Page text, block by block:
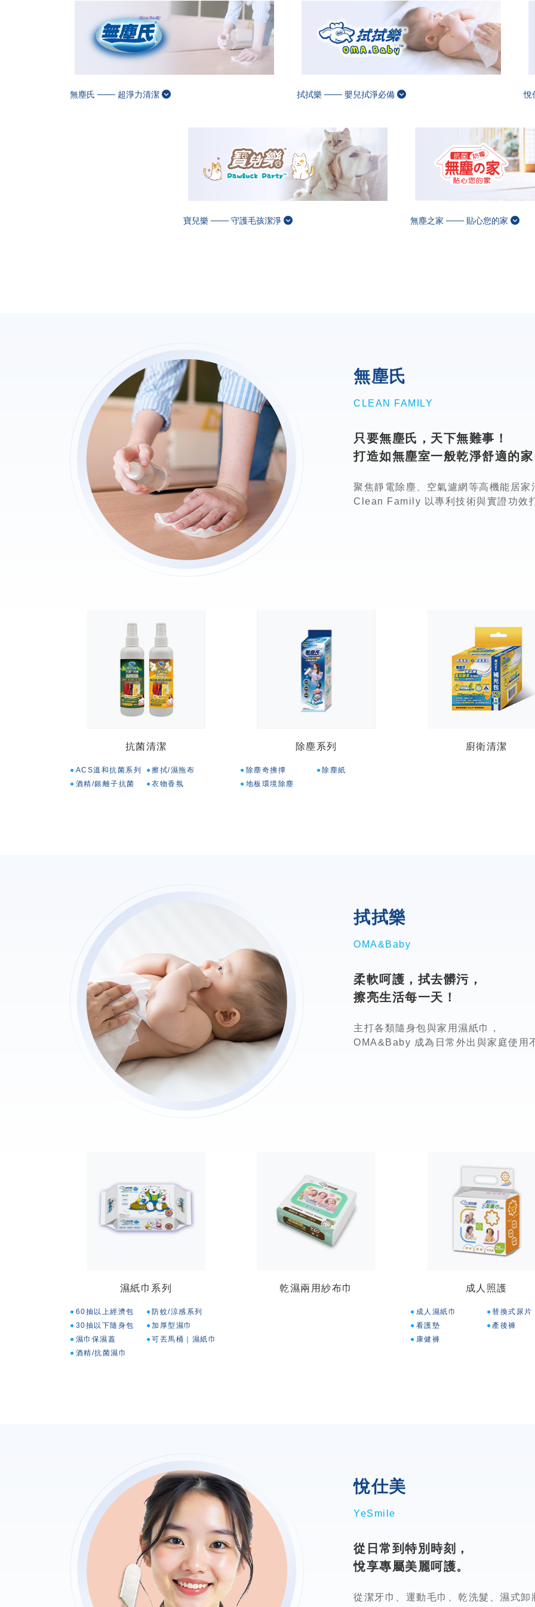
無塵氏 ─── 超淨力清潔 拭拭樂 ─── 嬰兒拭淨必備 悅
寶兒樂 ─── 守護毛孩潔淨 無塵之家 ─── 貼心您的家
無塵氏
CLEAN FAMILY
只要無塵氏，天下無難事！
打造如無塵室一般乾淨舒適的家
聚焦靜電除塵、空氣濾網等高機能居家
Clean Family 以專利技術與實證功效
抗菌清潔
ACS溫和抗菌系列
擦拭/濕拖布
酒精/銀離子抗菌
衣物香氛
除塵系列
除塵奇拂撢
除塵紙
地板環境除塵
廚衛清潔
拭拭樂
OMA&Baby
柔軟呵護，拭去髒污，
擦亮生活每一天！
主打各類隨身包與家用濕紙巾，
OMA&Baby 成為日常外出與家庭使用
濕紙巾系列
60抽以上經濟包
防蚊/涼感系列
30抽以下隨身包
加厚型濕巾
濕巾保濕蓋
可丟馬桶｜濕紙巾
酒精/抗菌濕巾
乾濕兩用紗布巾 成人照護
成人濕紙巾
替換式尿片
看護墊
產後褲
康健褲
悅仕美
YeSmile
從日常到特別時刻，
悅享專屬美麗呵護。
從潔牙巾、運動毛巾、乾洗髮、濕式